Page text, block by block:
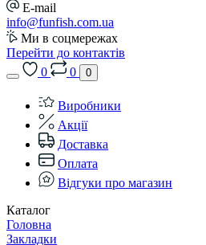
E-mail
info@funfish.com.ua
Ми в соцмережах
Перейти до контактів
0
0 0
Виробники
Акції
Доставка
Оплата
Відгуки про магазин
Каталог
Головна
Закладки